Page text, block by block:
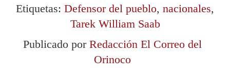
Etiquetas: Defensor del pueblo, nacionales,
Tarek William Saab
Publicado por Redacción El Correo del
Orinoco